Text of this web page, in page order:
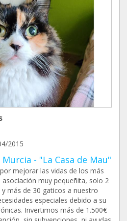
2015
- "La Casa de Mau"
mejorar las vidas de los más
muy pequeñita, solo 2
más de 30 gaticos a nuestro
especiales debido a su
Invertimos más de 1.500€